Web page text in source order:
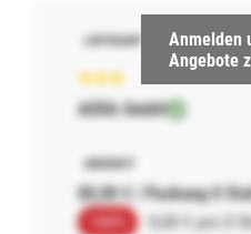
Anmelden
Angebote
AERA GmbH
00,00 € / Packung 0
0,00 € pro 0